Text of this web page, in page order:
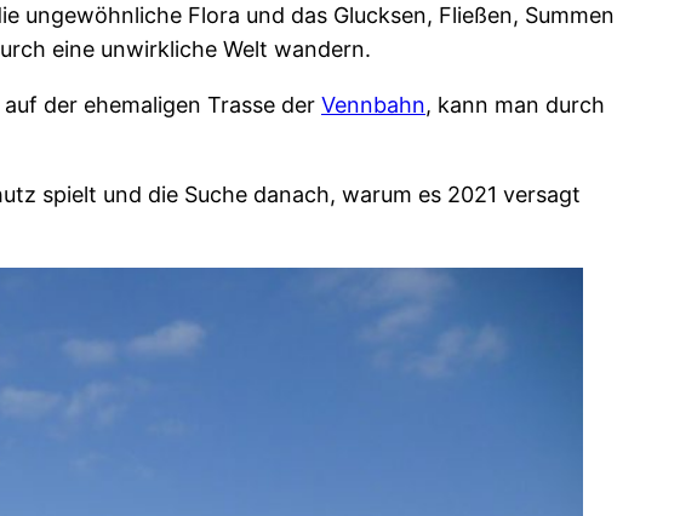
ungewöhnliche Flora und das Glucksen, Fließen, Summen
eine unwirkliche Welt wandern.
der ehemaligen Trasse der Vennbahn, kann man durch
spielt und die Suche danach, warum es 2021 versagt